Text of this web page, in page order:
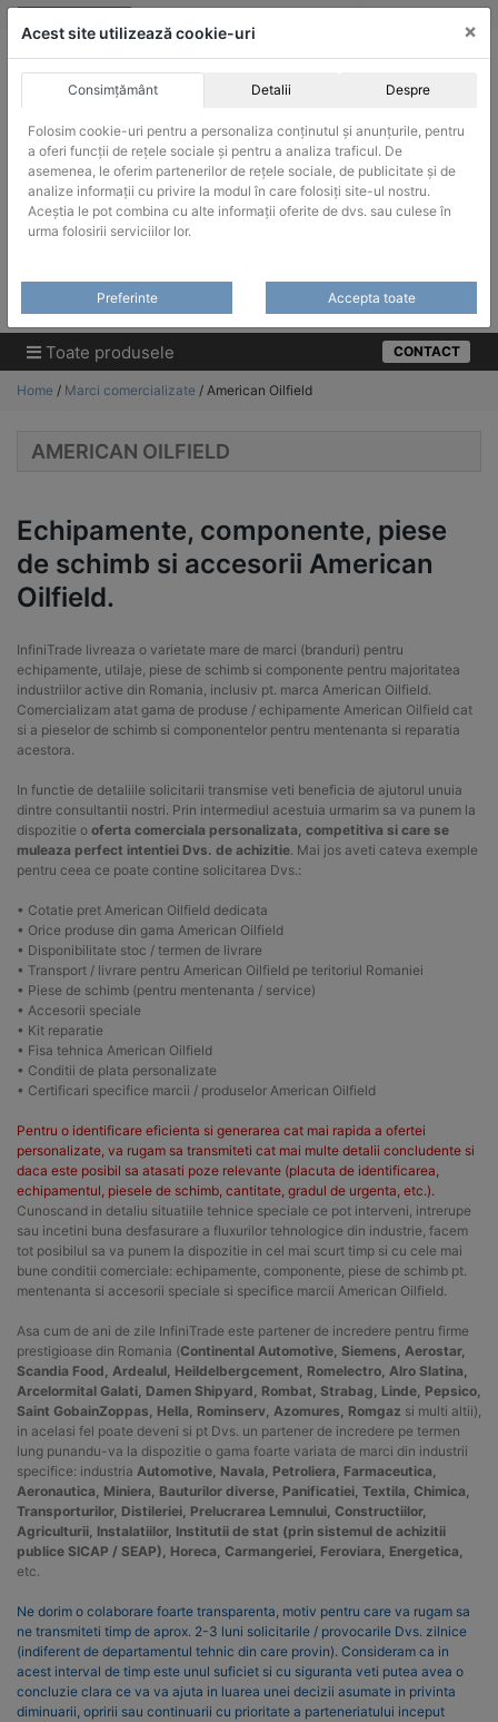
Skip
ACHIZITII PUBLICE
Produsele pot fi achizitionate si in sistemul SEAP / SICAP
Products
Toate produsele CONTACT
Home / Marci comercializate / American Oilfield
AMERICAN OILFIELD
Echipamente, componente, piese
de schimb si accesorii American
Oilfield.
InfiniTrade livreaza o varietate mare de marci (branduri) pentru
echipamente, utilaje, piese de schimb si componente pentru majoritatea
industriilor active din Romania, inclusiv pt. marca American Oilfield.
Comercializam atat gama de produse / echipamente American Oilfield cat
si a pieselor de schimb si componentelor pentru mentenanta si reparatia
acestora.
In functie de detaliile solicitarii transmise veti beneficia de ajutorul unuia
dintre consultantii nostri. Prin intermediul acestuia urmarim sa va punem la
dispozitie o oferta comerciala personalizata, competitiva si care se
muleaza perfect intentiei Dvs. de achizitie . Mai jos aveti cateva exemple
pentru ceea ce poate contine solicitarea Dvs.:
• Cotatie pret American Oilfield dedicata
• Orice produse din gama American Oilfield
• Disponibilitate stoc / termen de livrare
• Transport / livrare pentru American Oilfield pe teritoriul Romaniei
• Piese de schimb (pentru mentenanta / service)
• Accesorii speciale
• Kit reparatie
• Fisa tehnica American Oilfield
• Conditii de plata personalizate
• Certificari specifice marcii / produselor American Oilfield
Pentru o identificare eficienta si generarea cat mai rapida a ofertei
personalizate, va rugam sa transmiteti cat mai multe detalii concludente si
daca este posibil sa atasati poze relevante (placuta de identificarea,
echipamentul, piesele de schimb, cantitate, gradul de urgenta, etc.).
Cunoscand in detaliu situatiile tehnice speciale ce pot interveni, intrerupe
sau incetini buna desfasurare a fluxurilor tehnologice din industrie, facem
tot posibilul sa va punem la dispozitie in cel mai scurt timp si cu cele mai
bune conditii comerciale: echipamente, componente, piese de schimb pt.
mentenanta si accesorii speciale si specifice marcii American Oilfield.
Asa cum de ani de zile InfiniTrade este partener de incredere pentru firme
prestigioase din Romania (Continental Automotive, Siemens, Aerostar,
Scandia Food, Ardealul, Heildelbergcement, Romelectro, Alro Slatina,
Arcelormital Galati, Damen Shipyard, Rombat, Strabag, Linde, Pepsico,
Saint GobainZoppas, Hella, Rominserv, Azomures, Romgaz si multi altii),
in acelasi fel poate deveni si pt Dvs. un partener de incredere pe termen
lung punandu-va la dispozitie o gama foarte variata de marci din industrii
specifice: industria Automotive, Navala, Petroliera, Farmaceutica,
Aeronautica, Miniera, Bauturilor diverse, Panificatiei, Textila, Chimica,
Transporturilor, Distileriei, Prelucrarea Lemnului, Constructiilor,
Agriculturii, Instalatiilor, Institutii de stat (prin sistemul de achizitii
publice SICAP / SEAP), Horeca, Carmangeriei, Feroviara, Energetica,
etc.
Ne dorim o colaborare foarte transparenta, motiv pentru care va rugam sa
ne transmiteti timp de aprox. 2-3 luni solicitarile / provocarile Dvs. zilnice
(indiferent de departamentul tehnic din care provin). Consideram ca in
acest interval de timp este unul suficiet si cu siguranta veti putea avea o
concluzie clara ce va va ajuta in luarea unei decizii asumate in privinta
diminuarii, opririi sau continuarii cu prioritate a parteneriatului inceput
Acest site utilizează cookie-uri ×
Consimțământ Detalii Despre
Folosim cookie-uri pentru a personaliza conținutul și anunțurile, pentru
a oferi funcții de rețele sociale și pentru a analiza traficul. De
asemenea, le oferim partenerilor de rețele sociale, de publicitate și de
analize informații cu privire la modul în care folosiți site-ul nostru.
Aceștia le pot combina cu alte informații oferite de dvs. sau culese în
urma folosirii serviciilor lor.
Preferinte Accepta toate